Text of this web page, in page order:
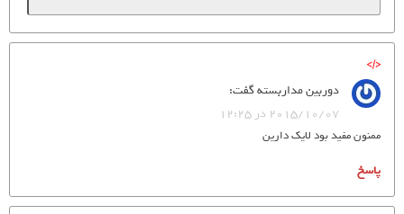
دوربین مداربستهگفت:
2015/10/07 در 12:25
ممنون مفید بود لایک دارین
پاسخ